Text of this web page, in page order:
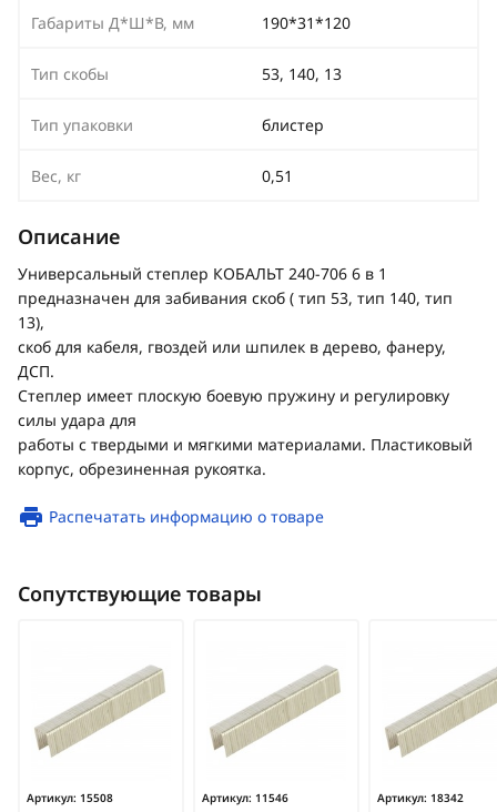
Габариты Д*Ш*В, мм 190*31*120
Тип скобы 53, 140, 13
Тип упаковки блистер
Вес, кг 0,51
Описание
Универсальный степлер КОБАЛЬТ 240-706 6 в 1
предназначен для забивания скоб ( тип 53, тип 140, тип
13),
скоб для кабеля, гвоздей или шпилек в дерево, фанеру,
ДСП.
Степлер имеет плоскую боевую пружину и регулировку
силы удара для
работы с твердыми и мягкими материалами. Пластиковый
корпус, обрезиненная рукоятка.
Распечатать информацию о товаре
Сопутствующие товары
Артикул: 15508
Артикул: 11546
Артикул: 18342